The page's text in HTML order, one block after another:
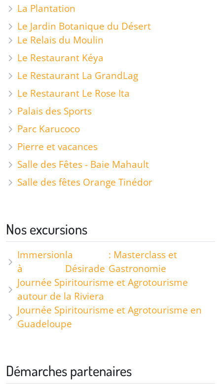
La Plantation
Le Jardin Botanique du Désert
Le Relais du Moulin
Le Restaurant Kéya
Le Restaurant La GrandLag
Le Restaurant Le Rose Ita
Palais des Sports
Parc Karucoco
Pierre et vacances
Salle des Fêtes - Baie Mahault
Salle des fêtes Orange Tinédor
Nos excursions
Immersion
à
la
Désirade
: Masterclass et
Gastronomie
Journée Spiritourisme et Agrotourisme
autour de la Riviera
Journée Spiritourisme et Agrotourisme en
Guadeloupe
Démarches partenaires